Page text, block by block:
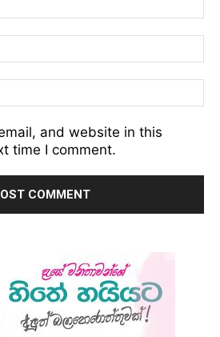
and website in this
time I comment.